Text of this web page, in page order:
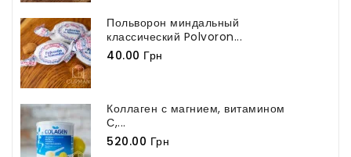
Польворон миндальный
классический Polvoron...
40.00 Грн
Коллаген с магнием, витамином
С,...
520.00 Грн